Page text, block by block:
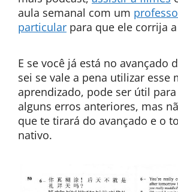
aula semanal com um
particular para que ele corrija
E se você já está no avançado
sei se vale a pena utilizar esse
aprendizado, pode ser útil
alguns erros anteriores, mas
que te tirará do avançado e o
nativo.